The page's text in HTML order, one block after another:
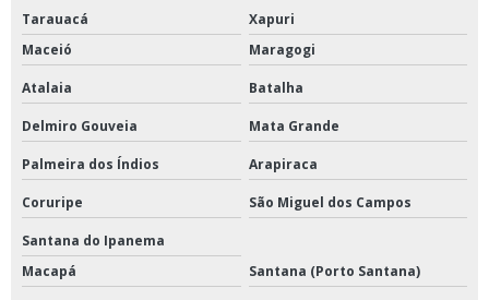
Tarauacá
Xapuri
Maceió
Maragogi
Atalaia Batalha
Delmiro Gouveia Mata Grande
Palmeira dos Índios Arapiraca
Coruripe São Miguel dos Campos
Santana do Ipanema
Macapá
Santana (Porto Santana)